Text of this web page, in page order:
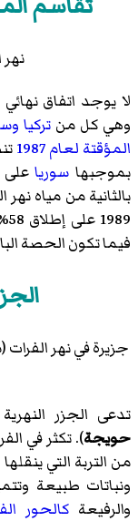
نهر
لا يوجد اتفاق
وهي كل منتركيا
المؤقتة لعام 1987
بموجبها سوريا
بالثانية من مياه
1989 على إطلاق 58% من مياه نهر الفرات الواردة إليها من
فيما تكون الحصة
جزيرة في نهر
تدعى الجزر
حويجة). تكثر في
من التربة التي
ونباتات طبيعة
والرفيعة كالحور